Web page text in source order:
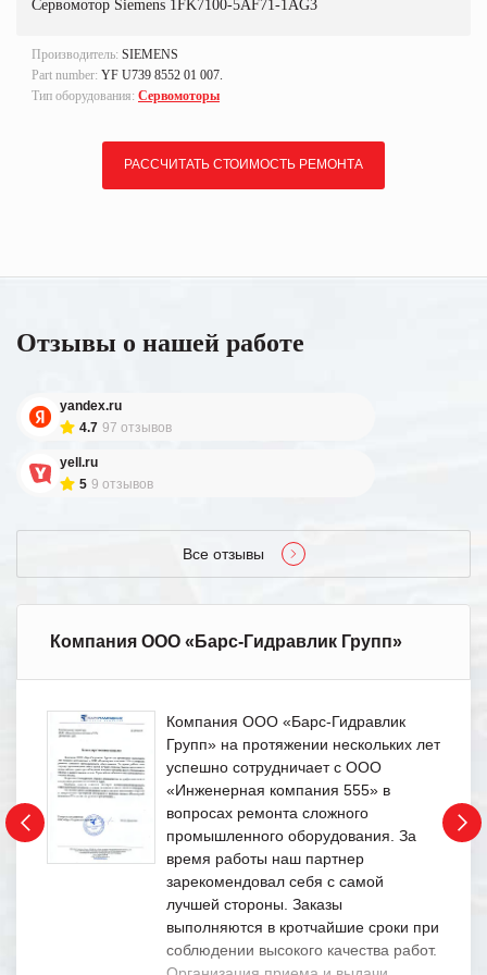
Сервомотор Siemens 1FK7100-5AF71-1AG3
Производитель: SIEMENS
Part number: YF U739 8552 01 007.
Тип оборудования: Сервомоторы
РАССЧИТАТЬ СТОИМОСТЬ РЕМОНТА
Отзывы о нашей работе
yandex.ru
4.7 97 отзывов
yell.ru
5 9 отзывов
Все отзывы
Компания ООО «Барс-Гидравлик Групп»
Компания ООО «Барс-Гидравлик
Групп» на протяжении нескольких лет
успешно сотрудничает с ООО
«Инженерная компания 555» в
вопросах ремонта сложного
промышленного оборудования. За
время работы наш партнер
зарекомендовал себя с самой
лучшей стороны. Заказы
выполняются в кротчайшие сроки при
соблюдении высокого качества работ.